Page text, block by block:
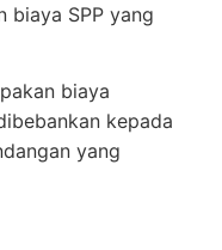
biaya SPP yang
biaya
kepada
yang